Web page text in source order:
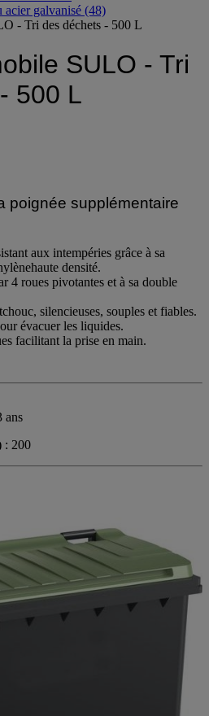
acier galvanisé (48)
- Tri des déchets - 500 L
SULO - Tri
500 L
poignée supplémentaire
aux intempéries grâce à sa
densité.
4 roues pivotantes et à sa double
silencieuses, souples et fiables.
évacuer les liquides.
facilitant la prise en main.
ans
: 200